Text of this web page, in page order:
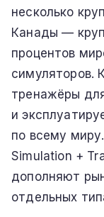
несколько
Канады —
процентов
симуляторов.
тренажёры
и
по всему
Simulation +
дополняют
отдельных